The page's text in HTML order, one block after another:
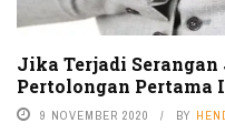
Jika Terjadi
Pertolongan Pertama
9 NOVEMBER 2020 BY